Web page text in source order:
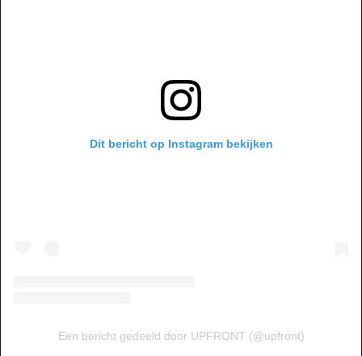
Dit bericht op Instagram bekijken
Een bericht gedeeld door UPFRONT (@upfront)